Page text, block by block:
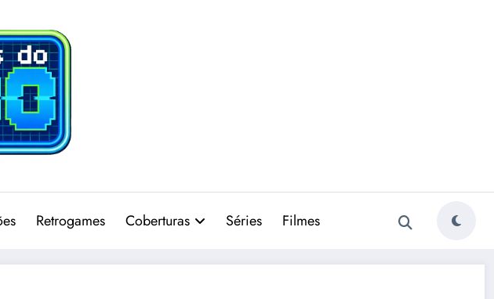
Retrogames Coberturas Séries Filmes